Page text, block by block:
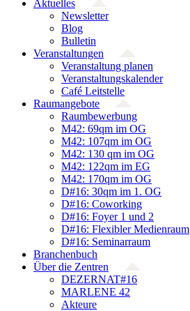
Aktuelles
Newsletter
Blog
Bulletin
Veranstaltungen
Veranstaltung planen
Veranstaltungskalender
Café Leitstelle
Raumangebote
Raumbewerbung
M42: 69qm im OG
M42: 107qm im OG
M42: 130 qm im OG
M42: 122qm im EG
M42: 170qm im OG
D#16: 30qm im 1. OG
D#16: Coworking
D#16: Foyer 1 und 2
D#16: Flexibler Medienraum
D#16: Seminarraum
Branchenbuch
Über die Zentren
DEZERNAT#16
MARLENE 42
Akteure